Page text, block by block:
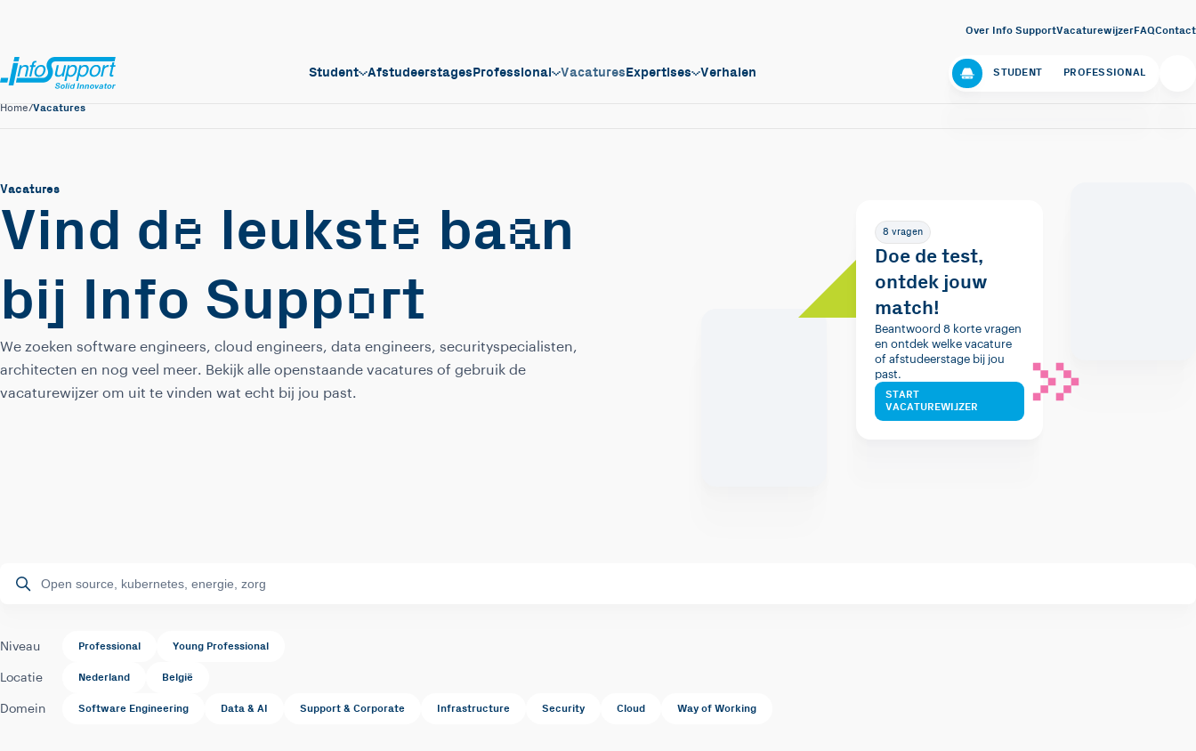
Over Info SupportVacaturewijzerFAQContact
Student AfstudeerstagesProfessional VacaturesExpertises Verhalen STUDENT PROFESSIONAL
Home/Vacatures
Vacatures
Vind de leukste baan
bij Info Support
We zoeken software engineers, cloud engineers, data engineers, securityspecialisten,
architecten en nog veel meer. Bekijk alle openstaande vacatures of gebruik de
vacaturewijzer om uit te vinden wat echt bij jou past.
8 vragen
Doe de test,
ontdek jouw
match!
Beantwoord 8 korte vragen
en ontdek welke vacature
of afstudeerstage bij jou
past.
START
VACATUREWIJZER
Niveau Professional Young Professional
Locatie Nederland België
Domein Software Engineering Data & AI Support & Corporate Infrastructure Security Cloud Way of Working